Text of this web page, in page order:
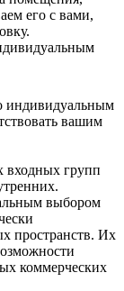
его с вами,
индивидуальным
вашим
входных групп
выбором
пространств. Их
коммерческих